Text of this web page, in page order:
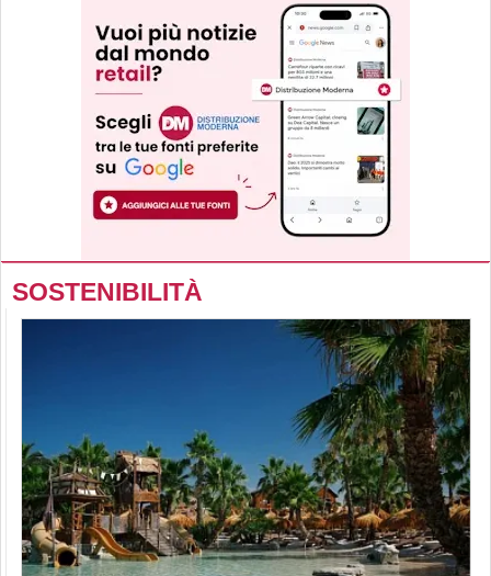
SOSTENIBILITÀ